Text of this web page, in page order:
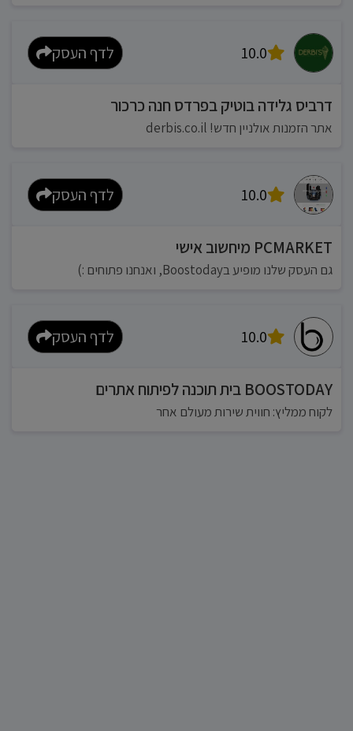
10.0 לדף העסק
דרביס גלידה בוטיק בפרדס חנה כרכור
אתר הזמנות אולניין חדש! derbis.co.il
10.0 לדף העסק
PCMARKET מיחשוב אישי
גם העסק שלנו מופיע בBoostoday, ואנחנו פתוחים :)
10.0 לדף העסק
BOOSTODAY בית תוכנה לפיתוח אתרים
לקוח ממליץ: חווית שירות מעולם אחר